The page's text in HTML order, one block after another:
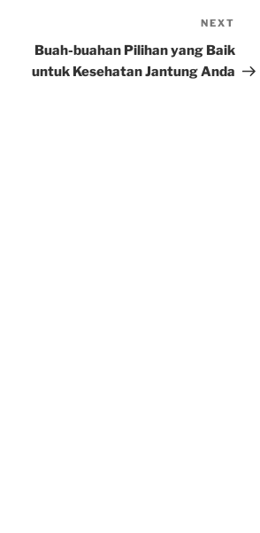
Post
NEXT
Buah-buahan Pilihan yang Baik
untuk Kesehatan Jantung Anda